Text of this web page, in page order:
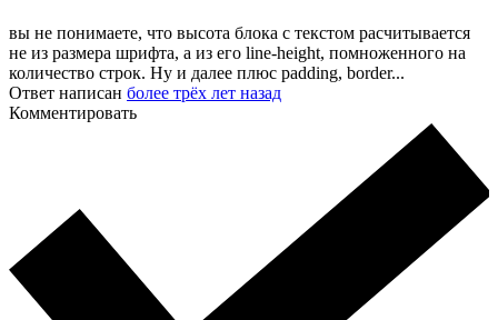
вы не понимаете, что высота блока с текстом расчитывается
не из размера шрифта, а из его line-height, помноженного на
количество строк. Ну и далее плюс padding, border...
Ответ написан более трёх лет назад
Комментировать